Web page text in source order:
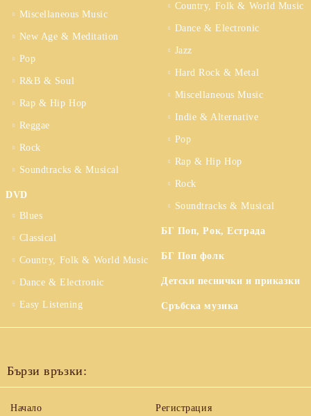
Miscellaneous Music
New Age & Meditation
Pop
R&B & Soul
Rap & Hip Hop
Reggae
Rock
Soundtracks & Musical
DVD
Blues
Classical
Country, Folk & World Music
Dance & Electronic
Easy Listening
Country, Folk & World Music
Dance & Electronic
Jazz
Hard Rock & Metal
Miscellaneous Music
Indie & Alternative
Pop
Rap & Hip Hop
Rock
Soundtracks & Musical
БГ Поп, Рок, Естрада
БГ Поп фолк
Детски песнички и приказки
Сръбска музика
Бързи връзки:
Начало Регистрация